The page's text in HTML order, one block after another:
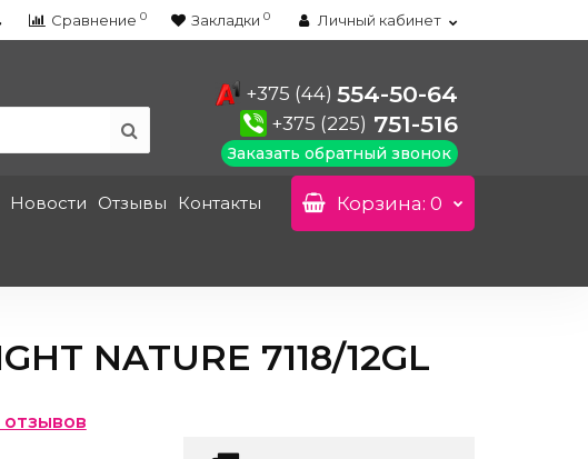
Сравнение 0 Закладки 0 Личный кабинет
+375 (44) 554-50-64
+375 (225) 751-516
Заказать обратный звонок
Новости Отзывы Контакты Корзина: 0
NATURE 7118/12GL
отзывов